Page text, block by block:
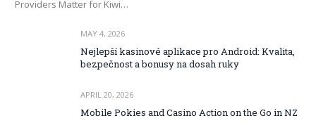
Providers Matter for Kiwi…
MAY 4, 2026
Nejlepší kasinové aplikace pro Android: Kvalita,
bezpečnost a bonusy na dosah ruky
APRIL 20, 2026
Mobile Pokies and Casino Action on the Go in NZ